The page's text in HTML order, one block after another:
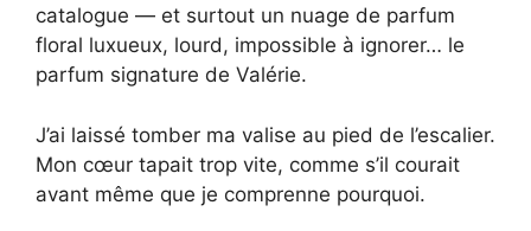
catalogue — et surtout un nuage de parfum
floral luxueux, lourd, impossible à ignorer… le
parfum signature de Valérie.
J’ai laissé tomber ma valise au pied de l’escalier.
Mon cœur tapait trop vite, comme s’il courait
avant même que je comprenne pourquoi.